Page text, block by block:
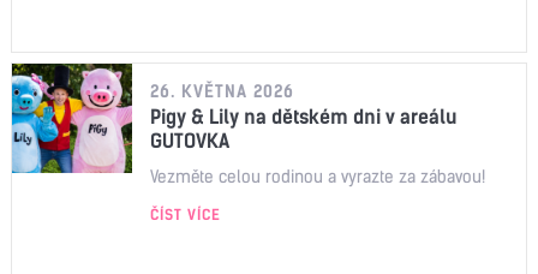
26. KVĚTNA 2026
Pigy & Lily na dětském dni v areálu
GUTOVKA
Vezměte celou rodinou a vyrazte za zábavou!
ČÍST VÍCE